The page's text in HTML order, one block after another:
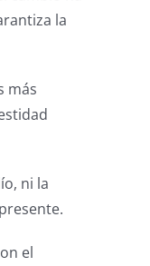
la
más
ni la
el